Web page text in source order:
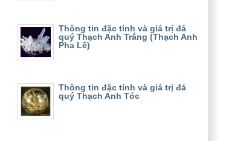
Thông tin đặc tính và giá trị đá
quý Thạch Anh Trắng (Thạch Anh
Pha Lê)
Thông tin đặc tính và giá trị đá
quý Thạch Anh Tóc